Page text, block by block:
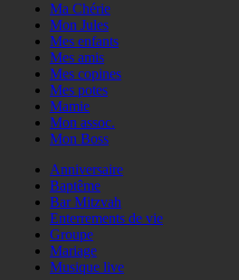
Ma Chérie
Mon Jules
Mes enfants
Mes amis
Mes copines
Mes potes
Mamie
Mon assoc.
Mon Boss
Anniversaire
Baptême
Bar Mitzvah
Enterrements de vie
Groupe
Mariage
Musique live